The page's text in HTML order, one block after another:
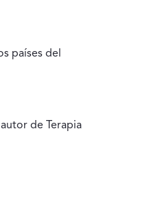
países del
de Terapia